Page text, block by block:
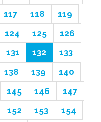
117 118
119
124 125
126
131 132
133
138 139
140
145 146
147
152 153
154